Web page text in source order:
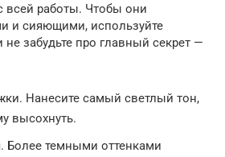
всей работы. Чтобы они
и сияющими, используйте
не забудьте про главный секрет —
Нанесите самый светлый тон,
высохнуть.
Более темными оттенками